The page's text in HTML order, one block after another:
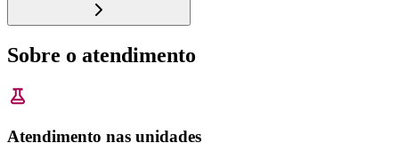
Sobre o atendimento
Atendimento nas unidades